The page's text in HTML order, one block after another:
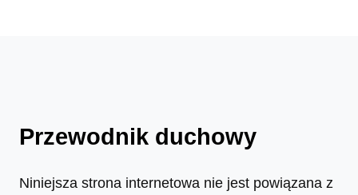
Przewodnik duchowy
Niniejsza strona internetowa nie jest powiązana z